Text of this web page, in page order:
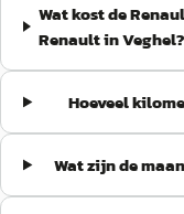
Wat kost de
Renault in Veghel?
Hoeveel
Wat zijn de